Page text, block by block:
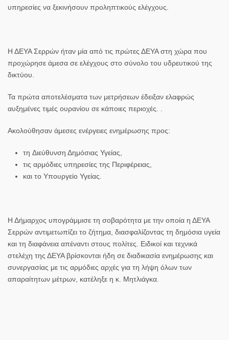
υπηρεσίες να ξεκινήσουν προληπτικούς ελέγχους
Η ΔΕΥΑ Σερρών ήταν μία από τις πρώτες ΔΕΥΑ στη χώρα που
προχώρησε άμεσα σε ελέγχους στο σύνολο του υδρευτικού της
δικτύου.
Τα πρώτα αποτελέσματα των μετρήσεων έδειξαν ελαφρώς
αυξημένες τιμές ουρανίου σε κάποιες περιοχές. .
Ακολούθησαν άμεσες ενέργειες ενημέρωσης προς:
τη Διεύθυνση Δημόσιας Υγείας
τις αρμόδιες υπηρεσίες της Περιφέρειας
και το Υπουργείο Υγείας
Η Δήμαρχος υπογράμμισε τη σοβαρότητα με την οποία η ΔΕΥΑ
Σερρών αντιμετωπίζει το ζήτημα , διασφαλίζοντας τη δημόσια υγεία
και τη διαφάνεια απέναντι στους πολίτες. Ειδικοί και τεχνικά
στελέχη της ΔΕΥΑ βρίσκονται ήδη σε διαδικασία ενημέρωσης και
συνεργασίας με τις αρμόδιες αρχές για τη λήψη όλων των
απαραίτητων μέτρων, κατέληξε η κ. Μητλιάγκα.